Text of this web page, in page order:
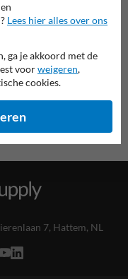
7, Hattem, NL
Lees hier alles over ons
ga je akkoord met de
voorweigeren,
cookies.